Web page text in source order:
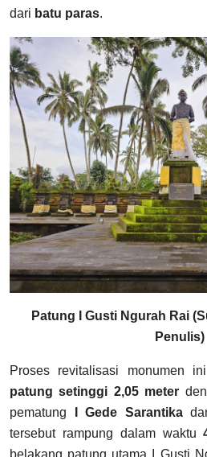
dari batu paras.
Patung I Gusti Ngurah Rai
Penulis)
Proses revitalisasi monumen
patung setinggi 2,05 meter
pematung
I Gede Sarantika
tersebut rampung dalam waktu